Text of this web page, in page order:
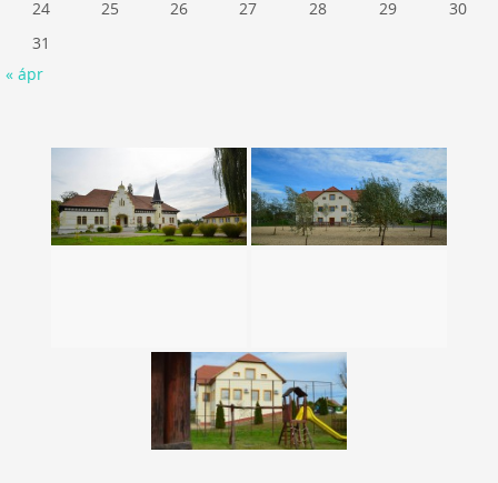
24
25 26 27 28 29
30
31
« ápr